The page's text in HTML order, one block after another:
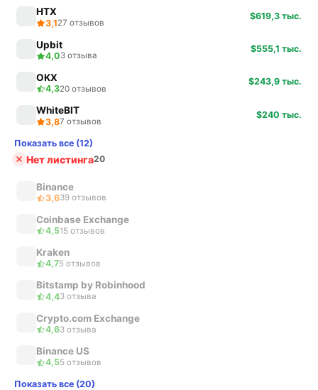
HTX
3,127 отзывов
$619,3 тыс.
Upbit
4,03 отзыва
$555,1 тыс.
OKX
4,320 отзывов
$243,9 тыс.
WhiteBIT
3,87 отзывов
$240 тыс.
Показать все (12)
Нет листинга20
Binance
3,639 отзывов
Coinbase Exchange
4,515 отзывов
Kraken
4,75 отзывов
Bitstamp by Robinhood
4,43 отзыва
Crypto.com Exchange
4,63 отзыва
Binance US
4,55 отзывов
Показать все (20)